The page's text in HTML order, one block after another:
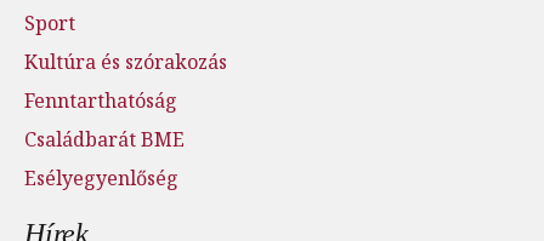
Sport
Kultúra és szórakozás
Fenntarthatóság
Családbarát BME
Esélyegyenlőség
Hírek